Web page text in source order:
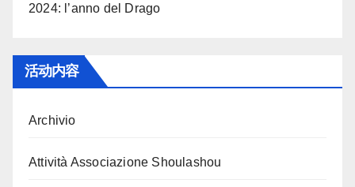
2024: l’anno del Drago
活动内容
Archivio
Attività Associazione Shoulashou